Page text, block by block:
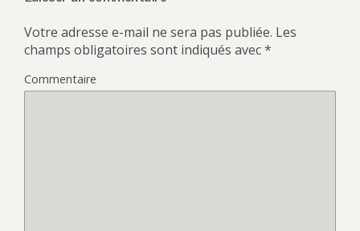
Votre adresse e-mail ne sera pas publiée. Les
champs obligatoires sont indiqués avec*
Commentaire